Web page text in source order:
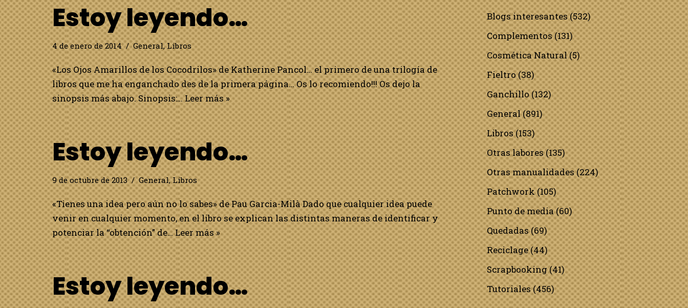
Estoy leyendo…
4 de enero de 2014 General,Libros
«Los Ojos Amarillos de los Cocodrilos» de Katherine Pancol… el primero de una trilogía de
libros que me ha enganchado des de la primera página… Os lo recomiendo!!! Os dejo la
sinopsis más abajo. Sinopsis:…Leer más »
Estoy leyendo…
9 de octubre de 2013 General,Libros
«Tienes una idea pero aún no lo sabes» de Pau Garcia-Milà Dado que cualquier idea puede
venir en cualquier momento, en el libro se explican las distintas maneras de identificar y
potenciar la “obtención” de…Leer más »
Estoy leyendo…
Blogs interesantes(532)
Complementos(131)
Cosmética Natural(5)
Fieltro(38)
Ganchillo(132)
General(891)
Libros(153)
Otras labores(135)
Otras manualidades(224)
Patchwork(105)
Punto de media(60)
Quedadas(69)
Reciclage(44)
Scrapbooking(41)
Tutoriales(456)